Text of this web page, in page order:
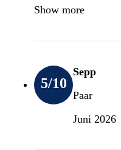
Show more
5/10
Sepp
Paar
Juni 2026